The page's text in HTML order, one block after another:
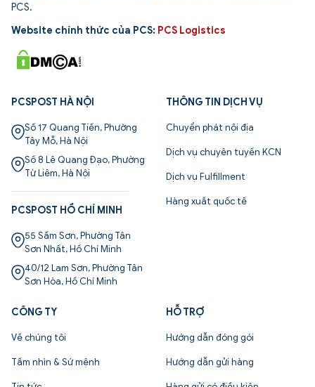
PCS.
Website chính thức của PCS: PCS Logistics
PCSPOST HÀ NỘI
Số 17 Quang Tiến, Phường
Tây Mỗ, Hà Nội
Số 8 Lê Quang Đạo, Phường
Từ Liêm, Hà Nội
PCSPOST HỒ CHÍ MINH
55 Sầm Sơn, Phường Tân
Sơn Nhất, Hồ Chí Minh
40/12 Lam Sơn, Phường Tân
Sơn Hòa, Hồ Chí Minh
THÔNG TIN DỊCH VỤ
Chuyển phát nội địa
Dịch vụ chuyên tuyến KCN
Dịch vụ Fulfillment
Hàng xuất quốc tế
CÔNG TY
Về chúng tôi
Tầm nhìn & Sứ mệnh
HỖ TRỢ
Hướng dẫn đóng gói
Hướng dẫn gửi hàng